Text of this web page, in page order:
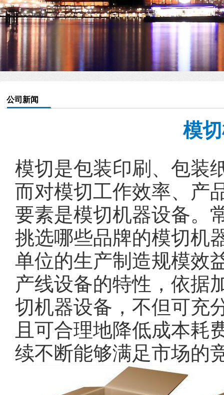
公司新闻
模
模切是包装印刷、包装
而对模切工作效率、产
要素是模切机器设备。
挑选哪些品牌的模切机
单位的生产制造规模效
产线设备的特性，依据
切机器设备，不但可充
且可合理地降低成本耗
续不断能够满足市场的